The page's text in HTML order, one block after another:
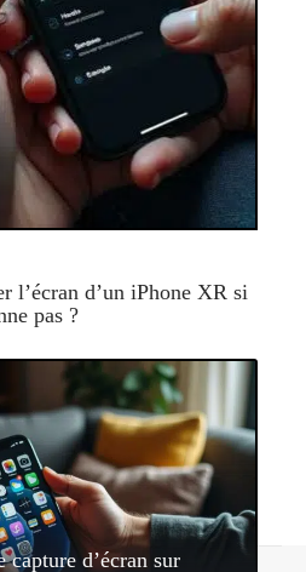
l’écran d’un iPhone XR si
pas ?
d’écran sur